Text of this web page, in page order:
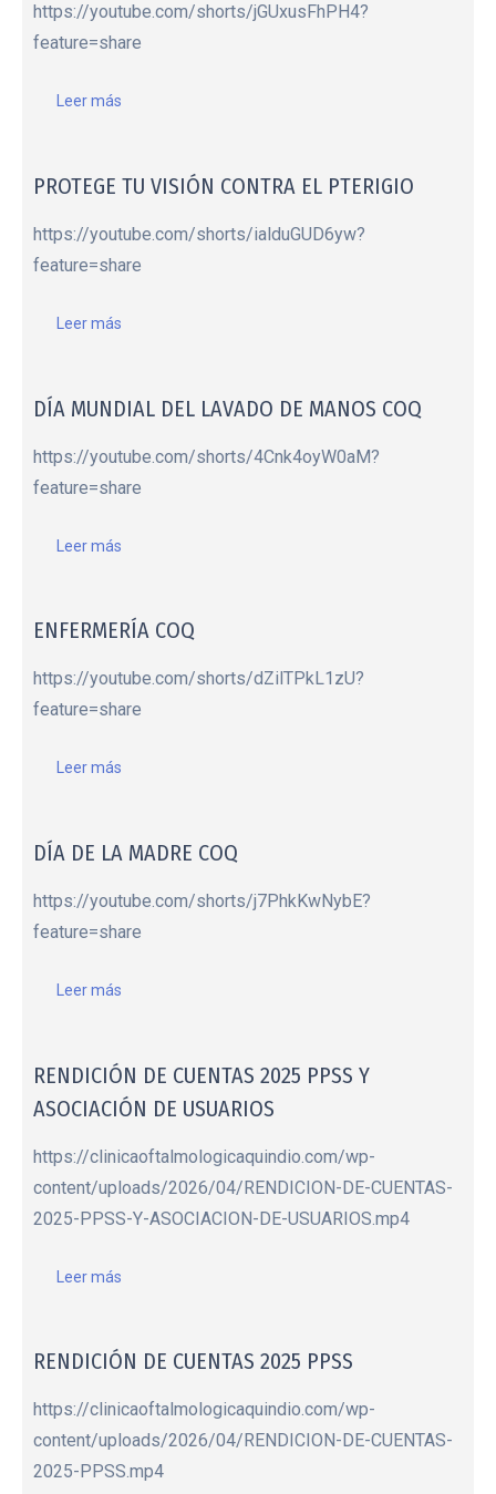
https://youtube.com/shorts/jGUxusFhPH4?
feature=share
Leer más
PROTEGE TU VISIÓN CONTRA EL PTERIGIO
https://youtube.com/shorts/ialduGUD6yw?
feature=share
Leer más
DÍA MUNDIAL DEL LAVADO DE MANOS COQ
https://youtube.com/shorts/4Cnk4oyW0aM?
feature=share
Leer más
ENFERMERÍA COQ
https://youtube.com/shorts/dZilTPkL1zU?
feature=share
Leer más
DÍA DE LA MADRE COQ
https://youtube.com/shorts/j7PhkKwNybE?
feature=share
Leer más
RENDICIÓN DE CUENTAS 2025 PPSS Y
ASOCIACIÓN DE USUARIOS
https://clinicaoftalmologicaquindio.com/wp-
content/uploads/2026/04/RENDICION-DE-CUENTAS-
2025-PPSS-Y-ASOCIACION-DE-USUARIOS.mp4
Leer más
RENDICIÓN DE CUENTAS 2025 PPSS
https://clinicaoftalmologicaquindio.com/wp-
content/uploads/2026/04/RENDICION-DE-CUENTAS-
2025-PPSS.mp4